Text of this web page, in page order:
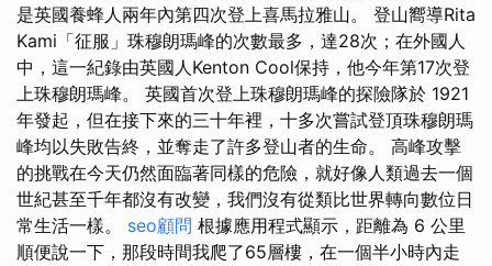
是英國養蜂人兩年內第四次登上喜馬拉雅山。 登山嚮導Rita
Kami「征服」珠穆朗瑪峰的次數最多，達28次；在外國人
中，這一紀錄由英國人Kenton Cool保持，他今年第17次登
上珠穆朗瑪峰。 英國首次登上珠穆朗瑪峰的探險隊於 1921
年發起，但在接下來的三十年裡，十多次嘗試登頂珠穆朗瑪
峰均以失敗告終，並奪走了許多登山者的生命。 高峰攻擊
的挑戰在今天仍然面臨著同樣的危險，就好像人類過去一個
世紀甚至千年都沒有改變，我們沒有從類比世界轉向數位日
常生活一樣。 seo顧問 根據應用程式顯示，距離為 6 公里
順便說一下，那段時間我爬了65層樓，在一個半小時​​內走